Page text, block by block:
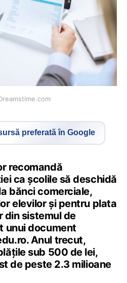
preferată în Google
recomandă
ca școlile să deschidă
bănci comerciale,
elevilor și pentru plata
din sistemul de
unui document
Anul trecut,
sub 500 de lei,
de peste 2.3 milioane